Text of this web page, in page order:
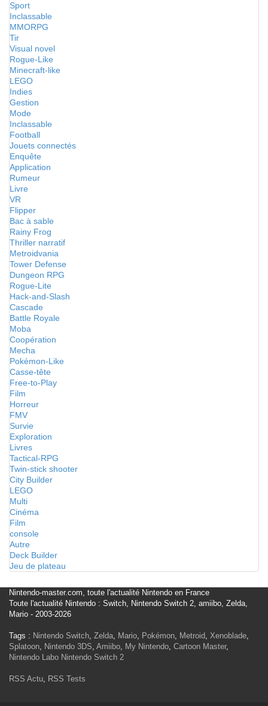
Sport
Inclassable
MMORPG
Tir
Visual novel
Rogue-Like
Minecraft-like
LEGO
Indies
Gestion
Mode
Inclassable
Football
Jouets connectés
Enquête
Application
Rumeur
Livre
VR
Flipper
Bac à sable
Rainy Frog
Thriller narratif
Metroidvania
Tower Defense
Dungeon RPG
Rogue-Lite
Hack-and-Slash
Cascade
Battle Royale
Moba
Coopération
Mecha
Pokémon-Like
Casse-tête
Free-to-Play
Film
Horreur
FMV
Survie
Exploration
Livres
Tactical-RPG
Twin-stick shooter
City Builder
LEGO
Multi
Cinéma
Film
console
Autre
Deck Builder
Jeu de plateau
Nintendo-master.com, toute l'actualité Nintendo en France
Toute l'actualité Nintendo : Switch, Nintendo Switch 2, amiibo, Zelda,
Mario - 2003-2026
Tags : Nintendo Switch, Zelda, Mario, Pokémon, Metroid, Xenoblade,
Splatoon, Nintendo 3DS, Amiibo, My Nintendo, Cartoon Master,
Nintendo Labo Nintendo Switch 2
RSS Actu, RSS Tests